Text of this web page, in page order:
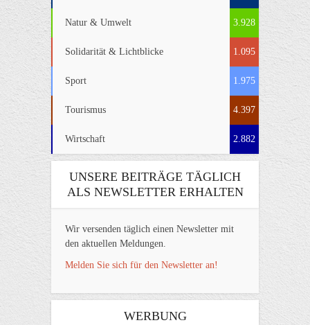
Natur & Umwelt 3.928
Solidarität & Lichtblicke 1.095
Sport 1.975
Tourismus 4.397
Wirtschaft 2.882
UNSERE BEITRÄGE TÄGLICH
ALS NEWSLETTER ERHALTEN
Wir versenden täglich einen Newsletter mit
den aktuellen Meldungen.
Melden Sie sich für den Newsletter an!
WERBUNG